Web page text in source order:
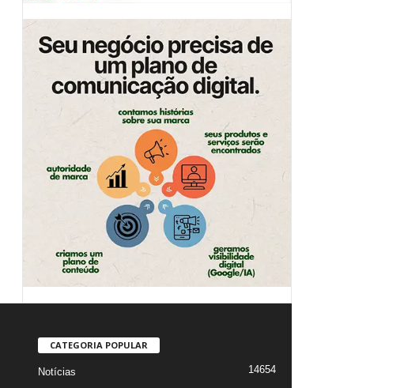
CATEGORIA POPULAR
Notícias
14654